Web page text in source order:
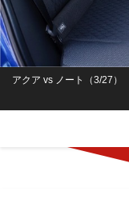
アクア vs ノート（3/27）